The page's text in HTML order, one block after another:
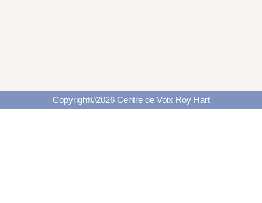
Copyright©2026 Centre de Voix Roy Hart